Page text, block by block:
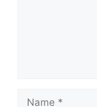
Name